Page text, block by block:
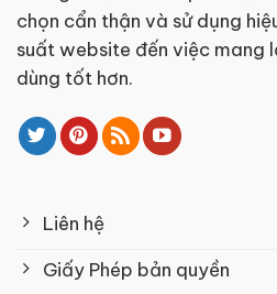
chọn cẩn thận và sử dụng
suất website đến việc mang
dùng tốt hơn.
Liên hệ
Giấy Phép bản quyền